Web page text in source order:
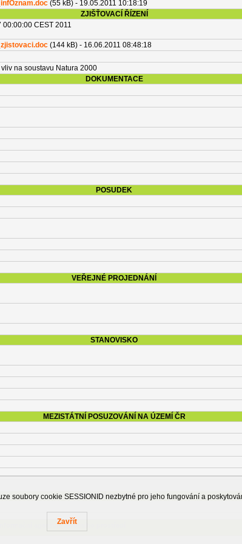
(55 kB) - 19.05.2011 10:18:19
ZJIŠŤOVACÍ ŘÍZENÍ
00:00:00 CEST 2011
(144 kB) - 16.06.2011 08:48:18
na soustavu Natura 2000
DOKUMENTACE
POSUDEK
VEŘEJNÉ PROJEDNÁNÍ
STANOVISKO
MEZISTÁTNÍ POSUZOVÁNÍ NA ÚZEMÍ ČR
OSTATNÍ INFORMACE
informační agentura životního prostředí
soubory cookie SESSIONID nezbytné pro jeho fungování a
Zavřít